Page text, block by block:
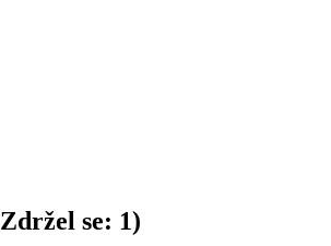
Zdržel se: 1)